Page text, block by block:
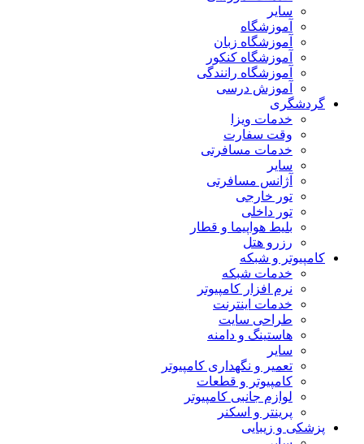
سایر
آموزشگاه
آموزشگاه زبان
آموزشگاه کنکور
آموزشگاه رانندگی
آموزش درسی
گردشگری
خدمات ویزا
وقت سفارت
خدمات مسافرتی
سایر
آژانس مسافرتی
تور خارجی
تور داخلی
بلیط هواپیما و قطار
رزرو هتل
کامپیوتر و شبکه
خدمات شبکه
نرم افزار کامپیوتر
خدمات اینترنت
طراحی سایت
هاستینگ و دامنه
سایر
تعمیر و نگهداری کامپیوتر
کامپیوتر و قطعات
لوازم جانبی کامپیوتر
پرینتر و اسکنر
پزشکی و زیبایی